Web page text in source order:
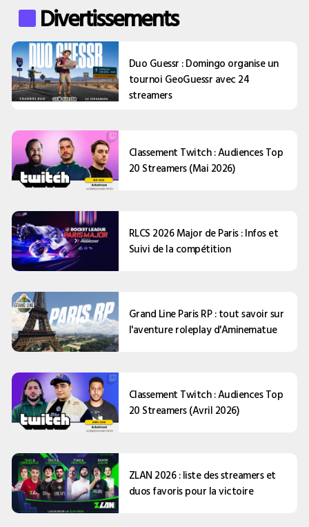
Divertissements
Duo Guessr : Domingo organise un
tournoi GeoGuessr avec 24
streamers
Classement Twitch : Audiences Top
20 Streamers (Mai 2026)
RLCS 2026 Major de Paris : Infos et
Suivi de la compétition
Grand Line Paris RP : tout savoir sur
l'aventure roleplay d'Aminematue
Classement Twitch : Audiences Top
20 Streamers (Avril 2026)
ZLAN 2026 : liste des streamers et
duos favoris pour la victoire